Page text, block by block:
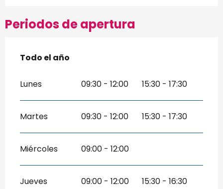
Periodos de apertura
Todo el año
Todo el año
Lunes 09:30 - 12:00 15:30 - 17:30
Martes 09:30 - 12:00 15:30 - 17:30
Miércoles 09:00 - 12:00
Jueves 09:00 - 12:00 15:30 - 16:30